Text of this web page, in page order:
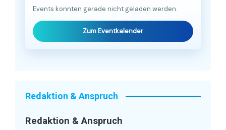
Events konnten gerade nicht geladen werden.
Zum Eventkalender
Redaktion & Anspruch
Redaktion & Anspruch